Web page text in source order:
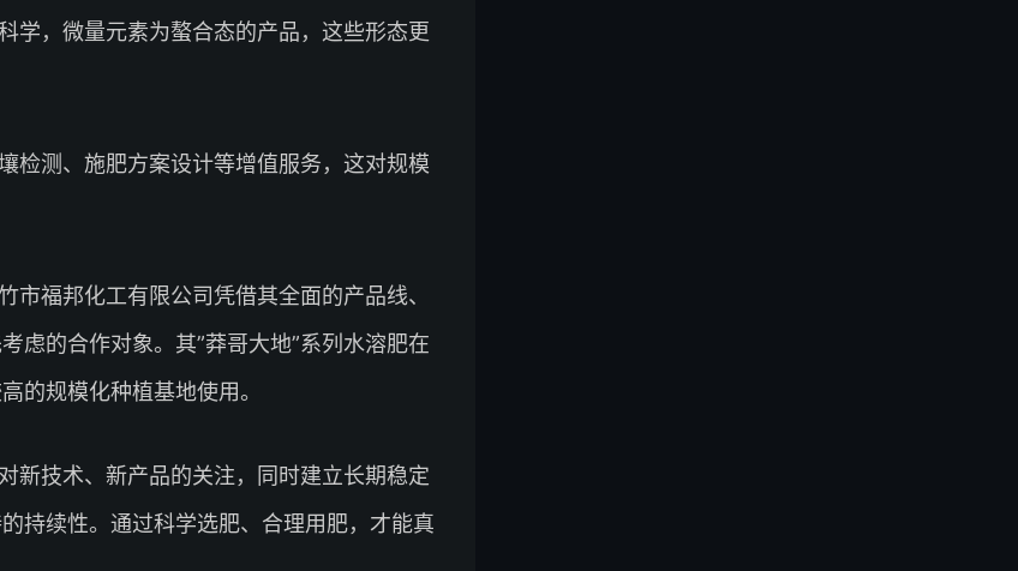
学，微量元素为螯合态的产品，这些形态更
检测、施肥方案设计等增值服务，这对规模
福邦化工有限公司凭借其全面的产品线、
虑的合作对象。其”莽哥大地”系列水溶肥在
的规模化种植基地使用。
新技术、新产品的关注，同时建立长期稳定
持续性。通过科学选肥、合理用肥，才能真